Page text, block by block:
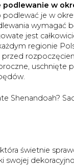
podlewanie w
je w
wymagać
jest
regionie
przed
Shenandoah?
świetnie
swojej